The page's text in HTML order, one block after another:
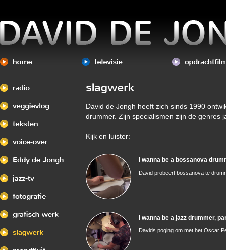
David de Jongh heeft zich sinds 1990
drummer. Zijn specialismen zijn de genres
Kijk en luister:
I wanna be a bossanova
David probeert bossanova te
I wanna be a jazz drummer,
Davids poging om met het Oscar